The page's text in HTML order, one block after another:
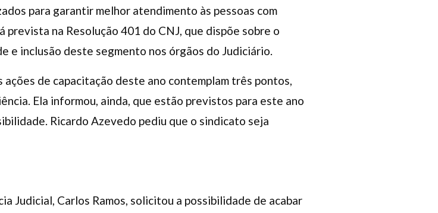
para garantir melhor atendimento às pessoas com
na Resolução 401 do CNJ, que dispõe sobre o
inclusão deste segmento nos órgãos do Judiciário.
ações de capacitação deste ano contemplam três pontos,
Ela informou, ainda, que estão previstos para este ano
Ricardo Azevedo pediu que o sindicato seja
Judicial, Carlos Ramos, solicitou a possibilidade de acabar